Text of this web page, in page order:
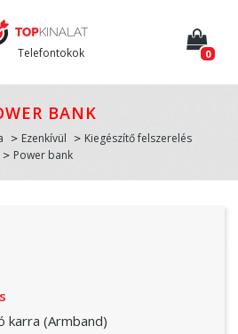
Telefontokok 0
BANK
Ezenkívül
Kiegészítő felszerelés
Power bank
karra (Armband)